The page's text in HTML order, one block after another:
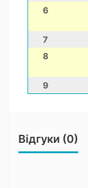
6
7
8
9
Відгуки (0)